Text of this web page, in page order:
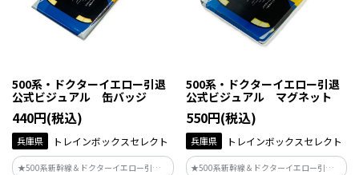
500系・ドクターイエロー引退
公式ビジュアル 缶バッジ
440円(税込)
兵庫県 トレインボックスセレクト
★500系新幹線＆ドクターイエロー引退記
500系・ドクターイエロー引退
公式ビジュアル マグネット
550円(税込)
兵庫県 トレインボックスセレクト
★500系新幹線＆ドクターイエロー引退記